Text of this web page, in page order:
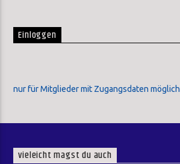
Einloggen
nur für Mitglieder mit Zugangsdaten möglich
vieleicht magst du auch